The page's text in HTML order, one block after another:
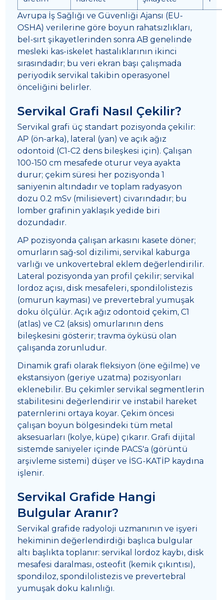
Avrupa İş Sağlığı ve Güvenliği Ajansı (EU-
OSHA) verilerine göre boyun rahatsızlıkları,
bel-sırt şikayetlerinden sonra AB genelinde
mesleki kas-iskelet hastalıklarının ikinci
sırasındadır; bu veri ekran başı çalışmada
periyodik servikal takibin operasyonel
önceliğini belirler.
Servikal Grafi Nasıl Çekilir?
Servikal grafi üç standart pozisyonda çekilir:
AP (ön-arka), lateral (yan) ve açık ağız
odontoid (C1-C2 dens bileşkesi için). Çalışan
100-150 cm mesafede oturur veya ayakta
durur; çekim süresi her pozisyonda 1
saniyenin altındadır ve toplam radyasyon
dozu 0.2 mSv (milisievert) civarındadır; bu
lomber grafinin yaklaşık yedide biri
dozundadır.
AP pozisyonda çalışan arkasını kasete döner;
omurların sağ-sol dizilimi, servikal kaburga
varlığı ve unkovertebral eklem değerlendirilir.
Lateral pozisyonda yan profil çekilir; servikal
lordoz açısı, disk mesafeleri, spondilolistezis
(omurun kayması) ve prevertebral yumuşak
doku ölçülür. Açık ağız odontoid çekim, C1
(atlas) ve C2 (aksis) omurlarının dens
bileşkesini gösterir; travma öyküsü olan
çalışanda zorunludur.
Dinamik grafi olarak fleksiyon (öne eğilme) ve
ekstansiyon (geriye uzatma) pozisyonları
eklenebilir. Bu çekimler servikal segmentlerin
stabilitesini değerlendirir ve instabil hareket
paternlerini ortaya koyar. Çekim öncesi
çalışan boyun bölgesindeki tüm metal
aksesuarları (kolye, küpe) çıkarır. Grafi dijital
sistemde saniyeler içinde PACS'a (görüntü
arşivleme sistemi) düşer ve İSG-KATİP kaydına
işlenir.
Servikal Grafide Hangi
Bulgular Aranır?
Servikal grafide radyoloji uzmanının ve işyeri
hekiminin değerlendirdiği başlıca bulgular
altı başlıkta toplanır: servikal lordoz kaybı, disk
mesafesi daralması, osteofit (kemik çıkıntısı),
spondiloz, spondilolistezis ve prevertebral
yumuşak doku kalınlığı.